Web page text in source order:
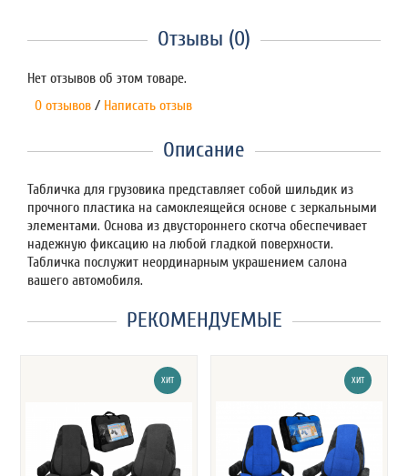
Отзывы (0)
Нет отзывов об этом товаре.
0 отзывов / Написать отзыв
Описание
Табличка для грузовика представляет собой шильдик из
прочного пластика на самоклеящейся основе с зеркальными
элементами. Основа из двустороннего скотча обеспечивает
надежную фиксацию на любой гладкой поверхности.
Табличка послужит неординарным украшением салона
вашего автомобиля.
РЕКОМЕНДУЕМЫЕ
ХИТ ХИТ